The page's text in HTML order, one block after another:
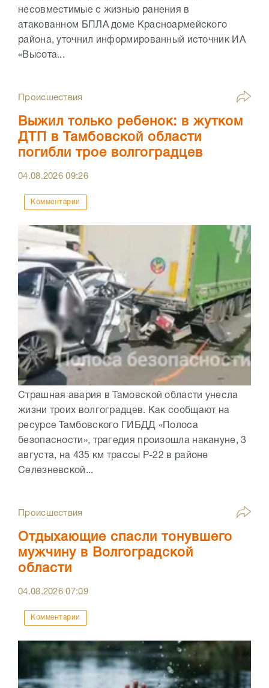
несовместимые с жизнью ранения в
атакованном БПЛА доме Красноармейского
района, уточнил информированный источник ИА
«Высота...
Происшествия
Выжил только ребенок: в жутком
ДТП в Тамбовской области
погибли трое волгоградцев
04.08.202609:26
Комментарии
Страшная авария в Тамовской области унесла
жизни троих волгоградцев. Как сообщают на
ресурсе Тамбовского ГИБДД «Полоса
безопасности», трагедия произошла накануне, 3
августа, на 435 км трассы Р-22 в районе
Селезневской...
Происшествия
Отдыхающие спасли тонувшего
мужчину в Волгоградской
области
04.08.202607:09
Комментарии